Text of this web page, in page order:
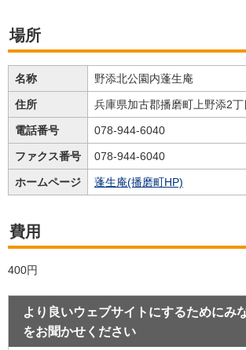
場所
名称 野添北公園内蓬生庵
住所 兵庫県加古郡播磨町上野添2
電話番号 078-944-6040
ファクス番号 078-944-6040
ホームページ 蓬生庵(播磨町HP)
費用
400円
より良いウェブサイトにするためにみ
をお聞かせください